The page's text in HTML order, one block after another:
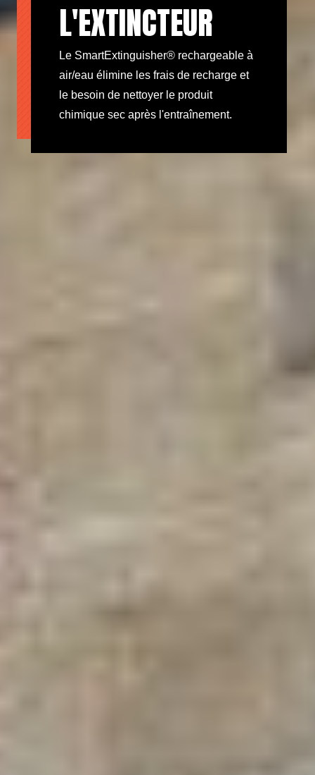
L'EXTINCTEUR
Le SmartExtinguisher® rechargeable à
air/eau élimine les frais de recharge et
le besoin de nettoyer le produit
chimique sec après l'entraînement.